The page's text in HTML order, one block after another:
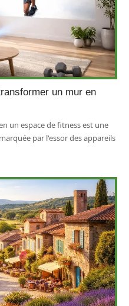
un mur en
un espace de fitness est une
par l'essor des appareils